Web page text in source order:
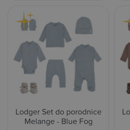
Lodger Set do porodnice
Melange - Blue Fog